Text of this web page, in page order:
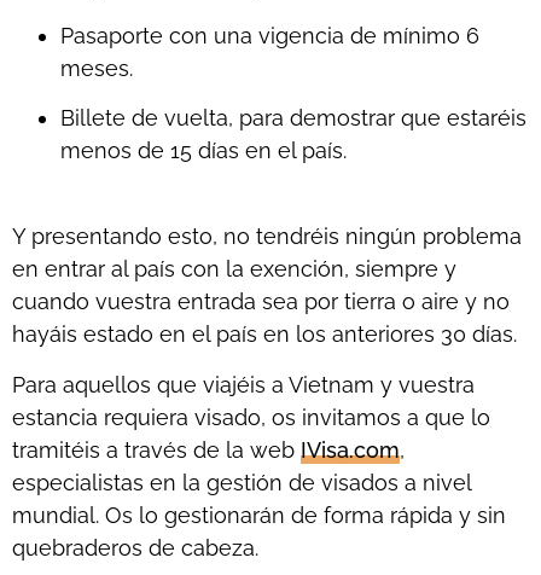
Pasaporte con una vigencia de mínimo 6
meses.
Billete de vuelta, para demostrar que estaréis
menos de 15 días en el país.
Y presentando esto, no tendréis ningún problema
en entrar al país con la exención, siempre y
cuando vuestra entrada sea por tierra o aire y no
hayáis estado en el país en los anteriores 30 días.
Para aquellos que viajéis a Vietnam y vuestra
estancia requiera visado, os invitamos a que lo
tramitéis a través de la web IVisa.com,
especialistas en la gestión de visados a nivel
mundial. Os lo gestionarán de forma rápida y sin
quebraderos de cabeza.